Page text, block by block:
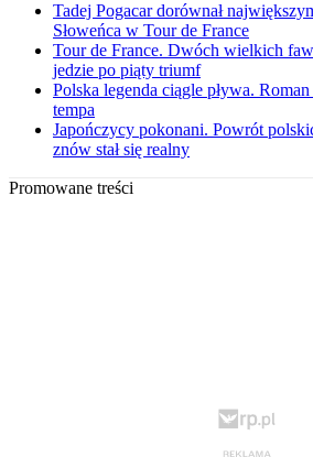
Tadej Pogacar dorównał
Słoweńca w Tour de France
Tour de France. Dwóch wielkich
jedzie po piąty triumf
Polska legenda ciągle pływa.
tempa
Japończycy pokonani. Powrót
znów stał się realny
Promowane treści